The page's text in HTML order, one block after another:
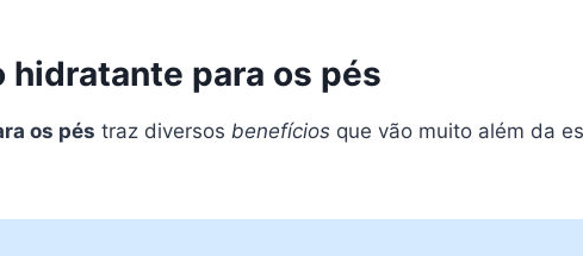
hidratante para os pés
os pés traz diversos benefícios que vão muito além da